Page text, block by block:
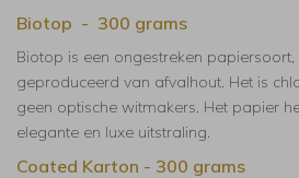
Biotop - 300 grams
Biotop is een ongestreken papiersoort,
geproduceerd van afvalhout. Het is
geen optische witmakers. Het papier
elegante en luxe uitstraling.
Coated Karton - 300 grams